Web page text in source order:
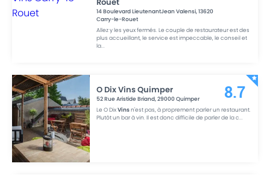
14 Boulevard LieutenantJean Valensi,13620
Carry-le-Rouet
Allez y les yeux fermés. Le couple de restaurateur est des
plus accueillant, le service est impeccable, le conseil et
la...
O Dix Vins Quimper
52 Rue Aristide Briand,29000Quimper
Le O DixVinsn'est pas, à proprement parler un restaurant.
Plutôt un bar à vin. Il est donc difficile de parler de la c...
8.7